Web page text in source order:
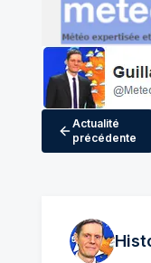
Actualité
précédente